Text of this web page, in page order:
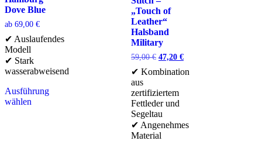
Dove Blue
ab 69,00 €
✔ Auslaufendes
Modell
✔ Stark
wasserabweisend
Ausführung
wählen
„Touch of
Leather“
Halsband
Military
59,00€ 47,20 €
✔ Kombination
aus
zertifiziertem
Fettleder und
Segeltau
✔ Angenehmes
Material